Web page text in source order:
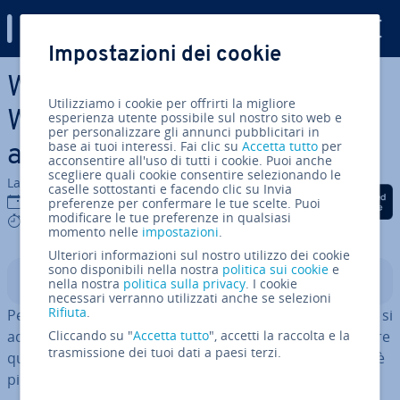
Vai al contenuto prin­ci­pa­le
WordPress.com contro
WordPress.org: quale si
adatta al vostro sito web?
La redazione di IONOS
15 giu 2022
9 mins
Condividi via Facebook
Condividi via Twitter
Condividi via
Indice
Per decidere quale soluzione tra WordPress.com e .org si
adatta meglio ai vostri scopi, dovete prima com­pren­de­re
quali siano le vostre esigenze. Mentre la versione .com è
più facile da usare, quella .org è più fles­si­bi­le.
Impostazioni dei cookie
Utilizziamo i cookie per offrirti la migliore
esperienza utente possibile sul nostro sito web e
per personalizzare gli annunci pubblicitari in
base ai tuoi interessi. Fai clic suAccetta tutto per
acconsentire all'uso di tutti i cookie. Puoi anche
scegliere quali cookie consentire selezionando le
caselle sottostanti e facendo clic su Invia
preferenze per confermare le tue scelte. Puoi
modificare le tue preferenze in qualsiasi
momento nelle impostazioni.
Ulteriori informazioni sul nostro utilizzo dei cookie
sono disponibili nella nostra politica sui cookie e
nella nostra politica sulla privacy. I cookie
necessari verranno utilizzati anche se selezioni
Rifiuta.
Cliccando su "Accetta tutto", accetti la raccolta e la
trasmissione dei tuoi dati a paesi terzi.